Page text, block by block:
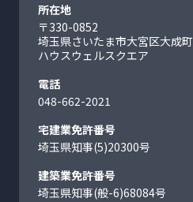
所在地
〒330-0852
埼玉県さいたま市大宮区大成町
ハウスウェルスクエア
電話
048-662-2021
宅建業免許番号
埼玉県知事(5)20300号
建築業免許番号
埼玉県知事(般-6)68084号